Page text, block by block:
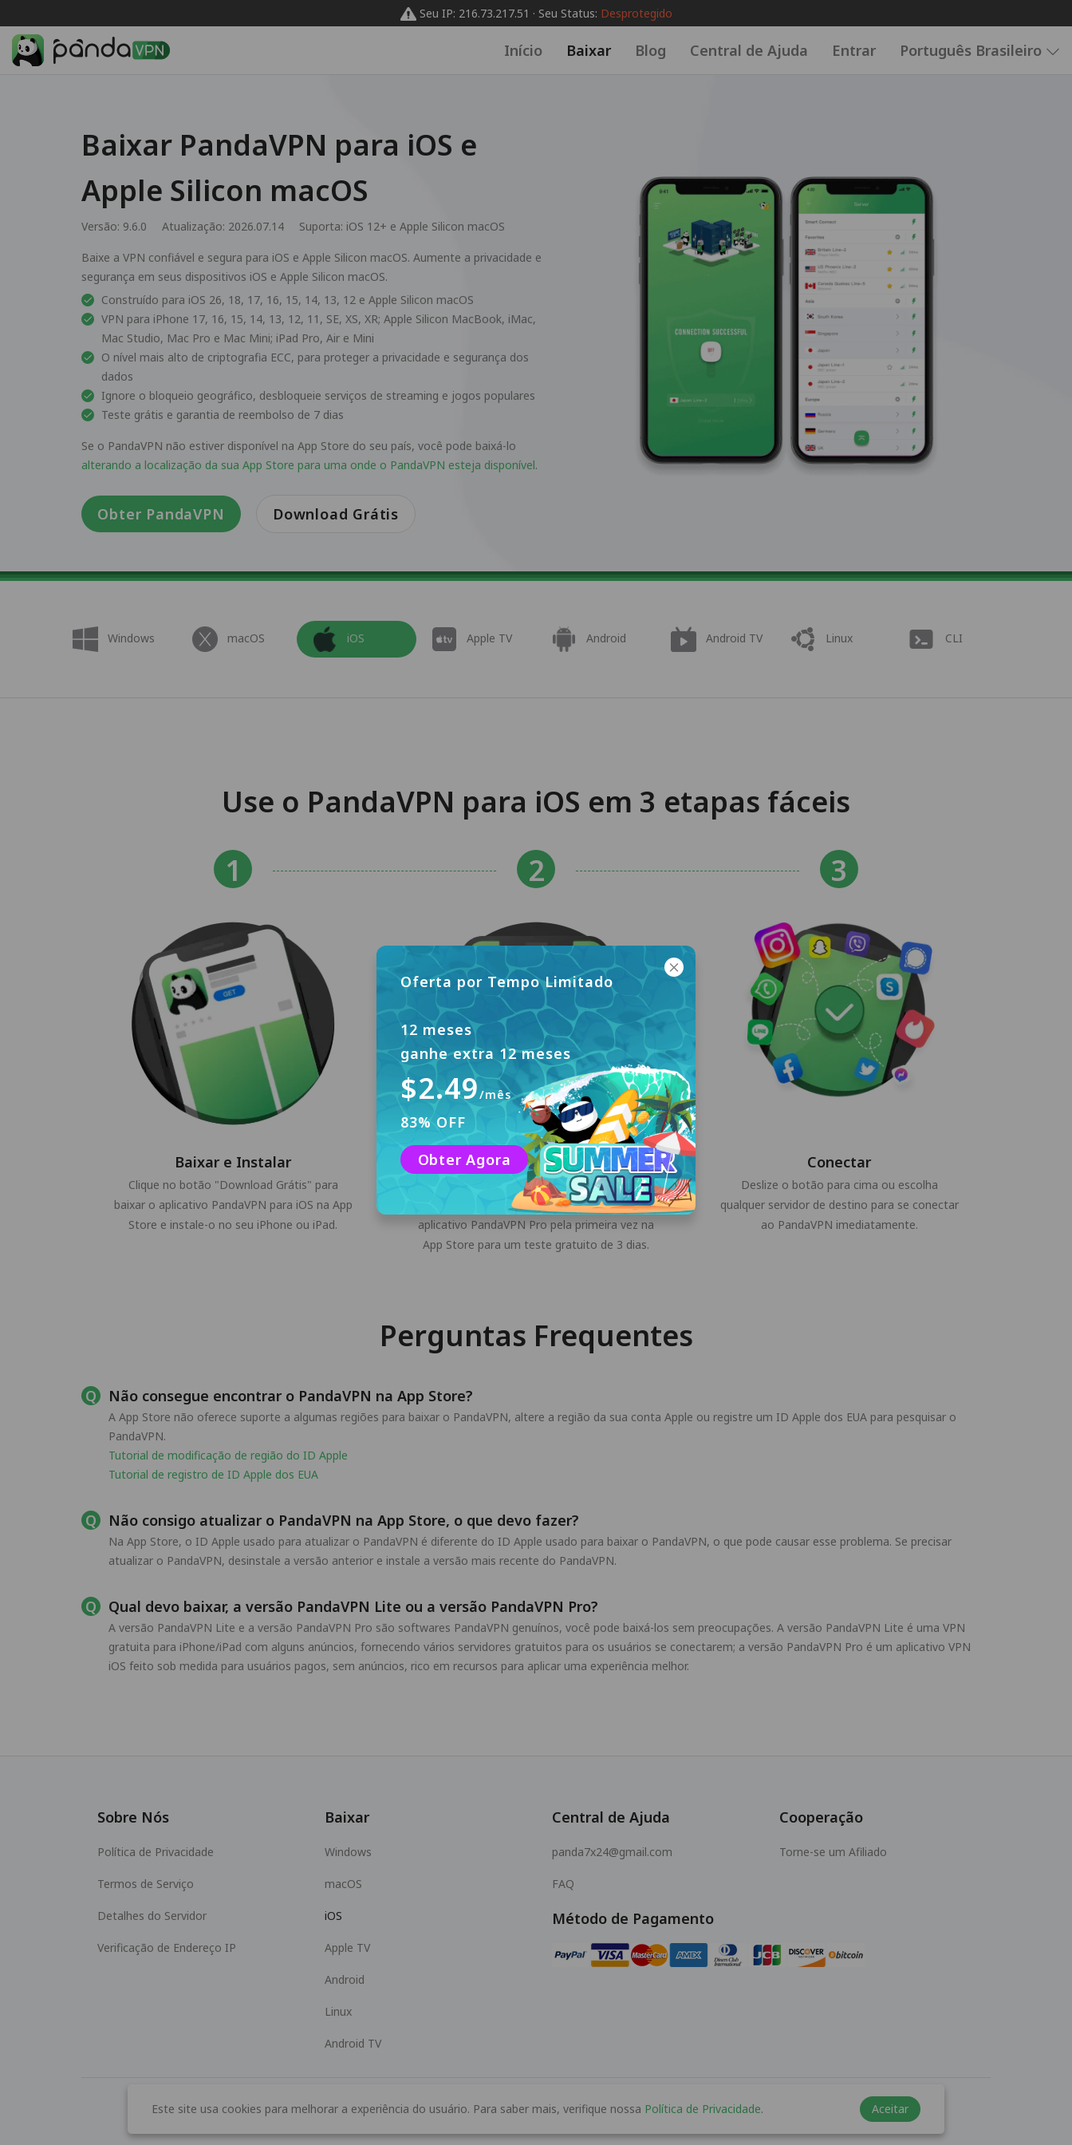
Seu IP: 216.73.217.51 · Seu Status: Desprotegido
Início Baixar Blog Central de Ajuda Entrar Português Brasileiro
Baixar PandaVPN para iOS e
Apple Silicon macOS
Versão: 9.6.0 Atualização: 2026.07.14 Suporta: iOS 12+ e Apple Silicon macOS
Baixe a VPN confiável e segura para iOS e Apple Silicon macOS. Aumente a privacidade e
segurança em seus dispositivos iOS e Apple Silicon macOS.
Construído para iOS 26, 18, 17, 16, 15, 14, 13, 12 e Apple Silicon macOS
VPN para iPhone 17, 16, 15, 14, 13, 12, 11, SE, XS, XR; Apple Silicon MacBook, iMac,
Mac Studio, Mac Pro e Mac Mini; iPad Pro, Air e Mini
O nível mais alto de criptografia ECC, para proteger a privacidade e segurança dos
dados
Ignore o bloqueio geográfico, desbloqueie serviços de streaming e jogos populares
Teste grátis e garantia de reembolso de 7 dias
Se o PandaVPN não estiver disponível na App Store do seu país, você pode baixá-lo
alterando a localização da sua App Store para uma onde o PandaVPN esteja disponível.
Obter PandaVPN Download Grátis
Windows macOS iOS Apple TV Android Android TV Linux CLI
Use o PandaVPN para iOS em 3 etapas fáceis
Baixar e Instalar
Clique no botão "Download Grátis" para
baixar o aplicativo PandaVPN para iOS na App
Store e instale-o no seu iPhone ou iPad.
Entrar
Entre na conta digital aleatória que é gerada
automaticamente pelo PandaVPN. Baixe o
aplicativo PandaVPN Pro pela primeira vez na
App Store para um teste gratuito de 3 dias.
Conectar
Deslize o botão para cima ou escolha
qualquer servidor de destino para se conectar
ao PandaVPN imediatamente.
Perguntas Frequentes
Não consegue encontrar o PandaVPN na App Store?
A App Store não oferece suporte a algumas regiões para baixar o PandaVPN, altere a região da sua conta Apple ou registre um ID Apple dos EUA para pesquisar o
PandaVPN.
Tutorial de modificação de região do ID Apple
Tutorial de registro de ID Apple dos EUA
Não consigo atualizar o PandaVPN na App Store, o que devo fazer?
Na App Store, o ID Apple usado para atualizar o PandaVPN é diferente do ID Apple usado para baixar o PandaVPN, o que pode causar esse problema. Se precisar
atualizar o PandaVPN, desinstale a versão anterior e instale a versão mais recente do PandaVPN.
Qual devo baixar, a versão PandaVPN Lite ou a versão PandaVPN Pro?
A versão PandaVPN Lite e a versão PandaVPN Pro são softwares PandaVPN genuínos, você pode baixá-los sem preocupações. A versão PandaVPN Lite é uma VPN
gratuita para iPhone/iPad com alguns anúncios, fornecendo vários servidores gratuitos para os usuários se conectarem; a versão PandaVPN Pro é um aplicativo VPN
iOS feito sob medida para usuários pagos, sem anúncios, rico em recursos para aplicar uma experiência melhor.
Oferta por Tempo Limitado
12 meses
ganhe extra 12 meses
$2.49/mês
83% OFF
Obter Agora
Sobre Nós
Política de Privacidade
Termos de Serviço
Detalhes do Servidor
Verificação de Endereço IP
Baixar
Windows
macOS
iOS
Apple TV
Android
Linux
Android TV
Central de Ajuda
panda7x24@gmail.com
FAQ
Cooperação
Torne-se um Afiliado
Método de Pagamento
© 2026 MOPUBI LIMITED. All rights reserved.
Este site usa cookies para melhorar a experiência do usuário. Para saber mais, verifique nossa Política de Privacidade. Aceitar